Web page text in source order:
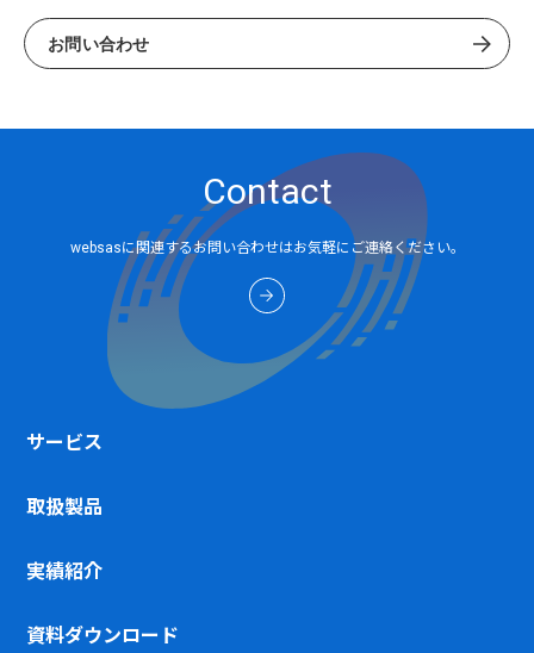
お問い合わせ
Contact
websasに関連するお問い合わせはお気軽にご連絡ください。
サービス
取扱製品
実績紹介
資料ダウンロード